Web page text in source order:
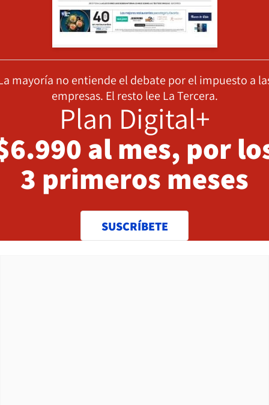
mayoría no entiende el debate por el impuesto a
empresas. El resto lee La Tercera.
Plan Digital+
al mes, por
3 primeros meses
SUSCRÍBETE